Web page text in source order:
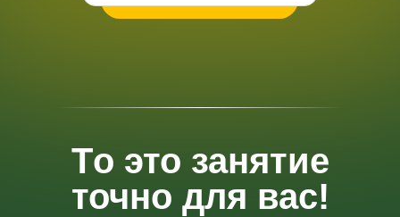
То это занятие
точно для вас!